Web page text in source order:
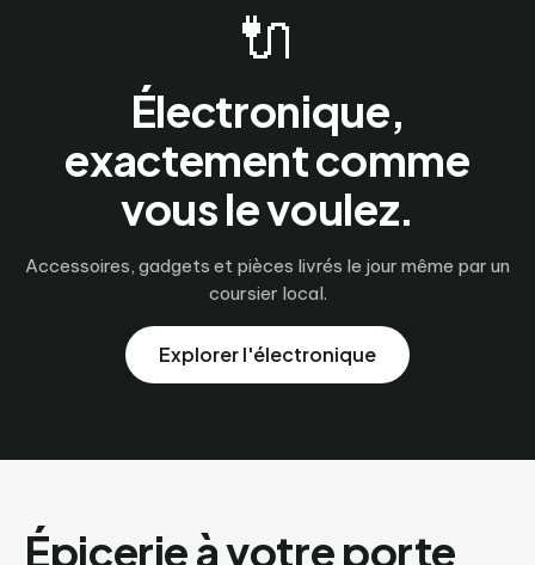
🔌
Électronique,
exactement comme
vous le voulez.
Accessoires, gadgets et pièces livrés le jour même par un
coursier local.
Explorer l'électronique
Épicerie à votre porte